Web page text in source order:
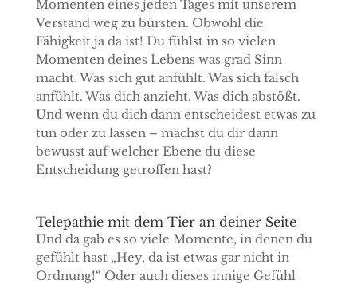
Momenten eines jeden Tages mit unserem
Verstand weg zu bürsten. Obwohl die
Fähigkeit ja da ist! Du fühlst in so vielen
Momenten deines Lebens was grad Sinn
macht. Was sich gut anfühlt. Was sich falsch
anfühlt. Was dich anzieht. Was dich abstößt.
Und wenn du dich dann entscheidest etwas zu
tun oder zu lassen – machst du dir dann
bewusst auf welcher Ebene du diese
Entscheidung getroffen hast?
Telepathie mit dem Tier an deiner Seite
Und da gab es so viele Momente, in denen du
gefühlt hast „Hey, da ist etwas gar nicht in
Ordnung!“ Oder auch dieses innige Gefühl